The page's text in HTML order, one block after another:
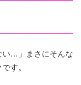
い…」まさにそんな
す。